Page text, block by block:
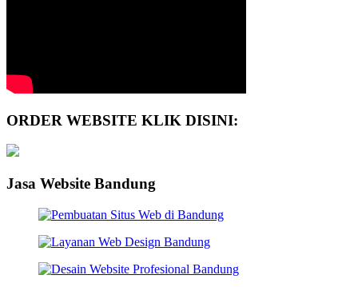
ORDER WEBSITE KLIK DISINI:
Jasa Website Bandung